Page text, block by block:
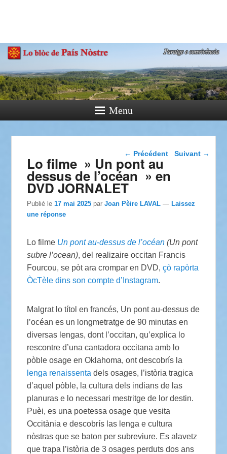
Paratge e Convivència
Menu
Navigation dans les
← Précédent Suivant →
Lo filme » Un pont au
dessus de l’océan » en
DVD JORNALET
Publié le17 mai 2025 parJoan Pèire LAVAL —Laissez
une réponse
Lo filme Un pont au-dessus de l’océan (Un pont
subre l’ocean), del realizaire occitan Francis
Fourcou, se pòt ara crompar en DVD,çò rapòrta
ÒcTèle dins son compte d’Instagram.
Malgrat lo títol en francés, Un pont au-dessus de
l’océan es un longmetratge de 90 minutas en
diversas lengas, dont l’occitan, qu’explica lo
rescontre d’una cantadora occitana amb lo
pòble osage en Oklahoma, ont descobrís la
lenga renaissenta dels osages, l’istòria tragica
d’aquel pòble, la cultura dels indians de las
planuras e lo necessari mestritge de lor destin.
Puèi, es una poetessa osage que vesita
Occitània e descobrís las lenga e cultura
nòstras que se baton per subreviure. Es alavetz
que trapa l’istòria de 3 osages perduts dos ans